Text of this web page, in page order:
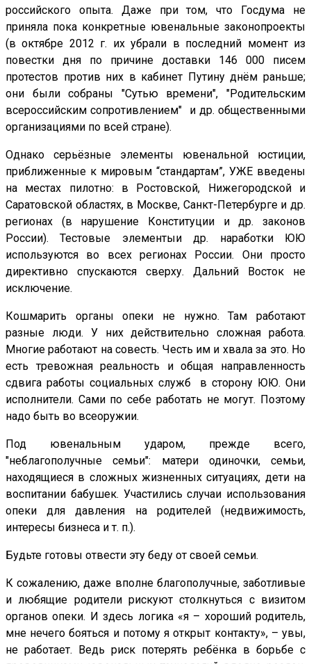
российского опыта. Даже при том, что Госдума не
приняла пока конкретные ювенальные законопроекты
(в октябре 2012 г. их убрали в последний момент из
повестки дня по причине доставки 146 000 писем
протестов против них в кабинет Путину днём раньше;
они были собраны "Сутью времени", "Родительским
всероссийским сопротивлением" и др. общественными
организациями по всей стране).
Однако серьёзные элементы ювеналь­ной юстиции,
приближенные к мировым “стандартам”, УЖЕ введены
на местах пилотно: в Ростовской, Ниже­городской и
Саратовской областях, в Москве, Санкт-Петербурге и др.
регионах (в нарушение Конституции и др. законов
России). Тестовые элементыи др. наработки ЮЮ
используются во всех регионах России. Они просто
директивно спускаются сверху. Дальний Восток не
исключение.
Кошмарить органы опеки не нужно. Там работают
разные люди. У них действительно сложная работа.
Многие работают на совесть. Честь им и хвала за это. Но
есть тревожная реальность и общая направленность
сдвига работы социальных служб в сторону ЮЮ. Они
исполнители. Сами по себе работать не могут. Поэтому
надо быть во всеоружии.
Под ювенальным ударом, прежде всего,
"неблагополучные семьи": матери одиночки, семьи,
находящиеся в сложных жизненных ситуациях, дети на
воспитании бабушек. Участились случаи использования
опеки для давления на родителей (недвижимость,
интересы бизнеса и т. п.).
Будьте готовы отвести эту беду от своей семьи.
К сожалению, даже вполне благополучные, заботливые
и любящие родители рискуют столкнуться с визитом
органов опеки. И здесь логика «я – хороший родитель,
мне нечего бояться и потому я открыт контакту», – увы,
не работает. Ведь риск потерять ребёнка в борьбе с